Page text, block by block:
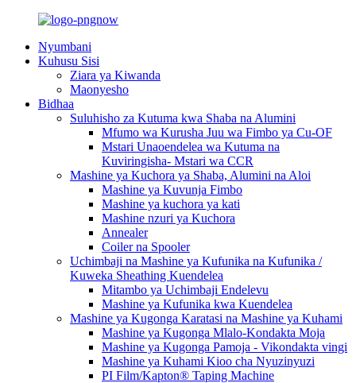
Nyumbani
Kuhusu Sisi
Ziara ya Kiwanda
Maonyesho
Bidhaa
Suluhisho za Kutuma kwa Shaba na Alumini
Mfumo wa Kurusha Juu wa Fimbo ya Cu-OF
Mstari Unaoendelea wa Kutuma na
Kuviringisha- Mstari wa CCR
Mashine ya Kuchora ya Shaba, Alumini na Aloi
Mashine ya Kuvunja Fimbo
Mashine ya kuchora ya kati
Mashine nzuri ya Kuchora
Annealer
Coiler na Spooler
Uchimbaji na Mashine ya Kufunika na Kufunika /
Kuweka Sheathing Kuendelea
Mitambo ya Uchimbaji Endelevu
Mashine ya Kufunika kwa Kuendelea
Mashine ya Kugonga Karatasi na Mashine ya Kuhami
Mashine ya Kugonga Mlalo-Kondakta Moja
Mashine ya Kugonga Pamoja - Vikondakta vingi
Mashine ya Kuhami Kioo cha Nyuzinyuzi
PI Film/Kapton® Taping Machine